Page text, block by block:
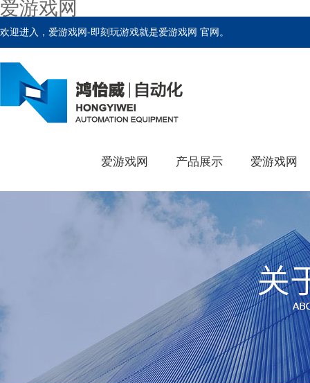
爱游戏网
欢迎进入，爱游戏网-即刻玩游戏就是爱游戏网 官网。
爱游戏网 产品展示 爱游戏网